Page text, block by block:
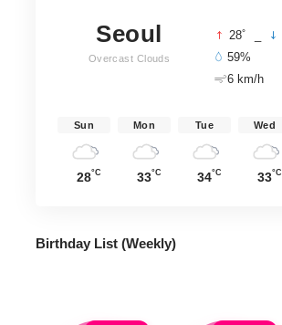
Seoul
Overcast Clouds
28°
59%
6 km/h
Sun
28°C
Mon
33°C
Tue
34°C
Wed
33°C
Birthday List (Weekly)